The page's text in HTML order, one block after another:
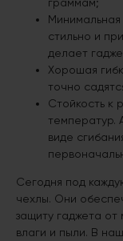
Минимальная
стильно и
делает
Хорошая
точно
Стойкость к
температур.
виде
Сегодня под
чехлы. Они
защиту гаджета
влаги и пыли. В